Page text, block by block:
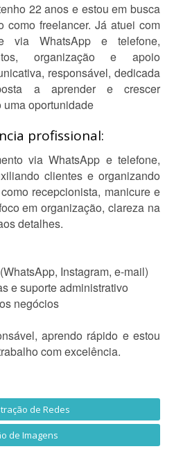
22 anos e estou em busca
como freelancer. Já atuei com
via WhatsApp e telefone,
organização e apoio
responsável, dedicada
a aprender e crescer
oportunidade
profissional:
via WhatsApp e telefone,
clientes e organizando
recepcionista, manicure e
em organização, clareza na
detalhes.
Instagram, e-mail)
e suporte administrativo
negócios
aprendo rápido e estou
com excelência.
de Redes
de Imagens